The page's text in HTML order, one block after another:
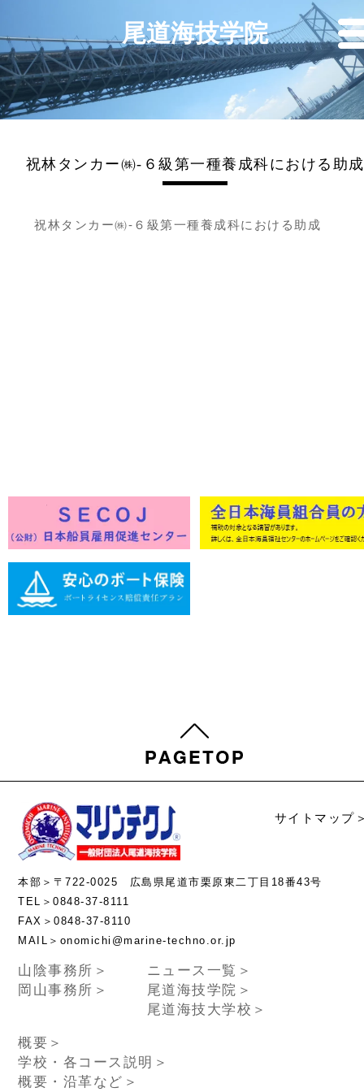
祝林タンカー㈱-６級第一種養成科における助成
祝林タンカー㈱-６級第一種養成科における助成
サイトマップ
本部＞〒722-0025 広島県尾道市栗原東二丁目18番43号
TEL＞0848-37-8111
FAX＞0848-37-8110
MAIL＞onomichi@marine-techno.or.jp
山陰事務所＞
岡山事務所＞
ニュース一覧＞
尾道海技学院＞
尾道海技大学校＞
概要＞
学校・各コース説明＞
概要・沿革など＞
尾道海技学院